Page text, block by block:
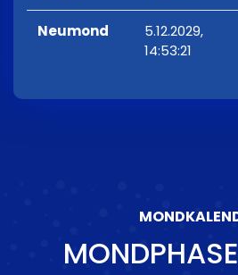
Neumond
5.12.2029,
14:53:21